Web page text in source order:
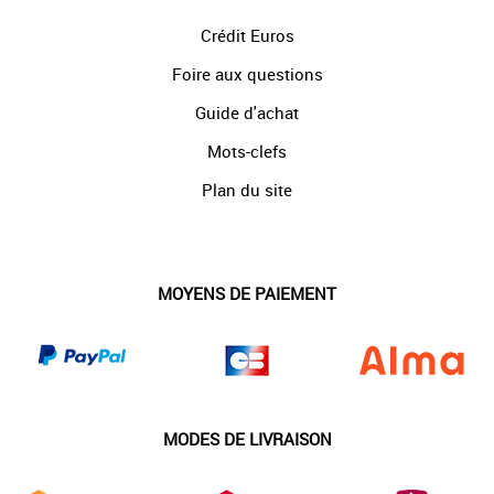
Crédit Euros
Foire aux questions
Guide d'achat
Mots-clefs
Plan du site
MOYENS DE PAIEMENT
MODES DE LIVRAISON